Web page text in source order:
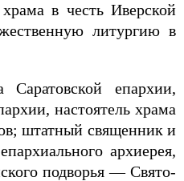
в честь Иверской
литургию в
Саратовской епархии,
настоятель храма
штатный священник и
архиерея,
подворья — Свято-